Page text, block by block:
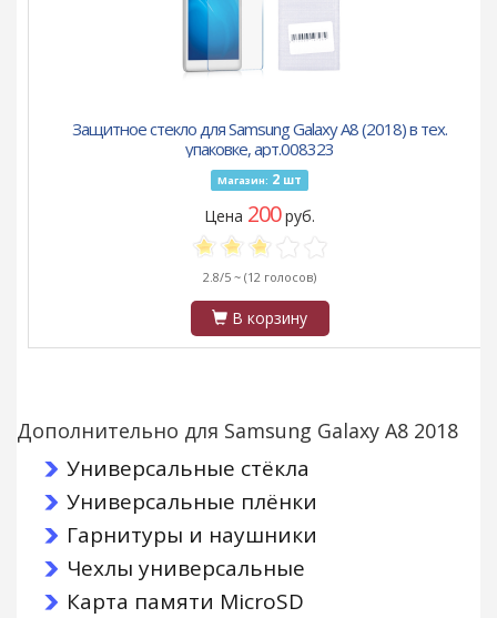
Защитное стекло для Samsung Galaxy A8 (2018) в тех.
упаковке, арт.008323
Магазин: 2 шт
Цена 200руб.
2.8/5 ~ (12 голосов)
В корзину
Дополнительно для Samsung Galaxy A8 2018
Универсальные стёкла
Универсальные плёнки
Гарнитуры и наушники
Чехлы универсальные
Карта памяти MicroSD